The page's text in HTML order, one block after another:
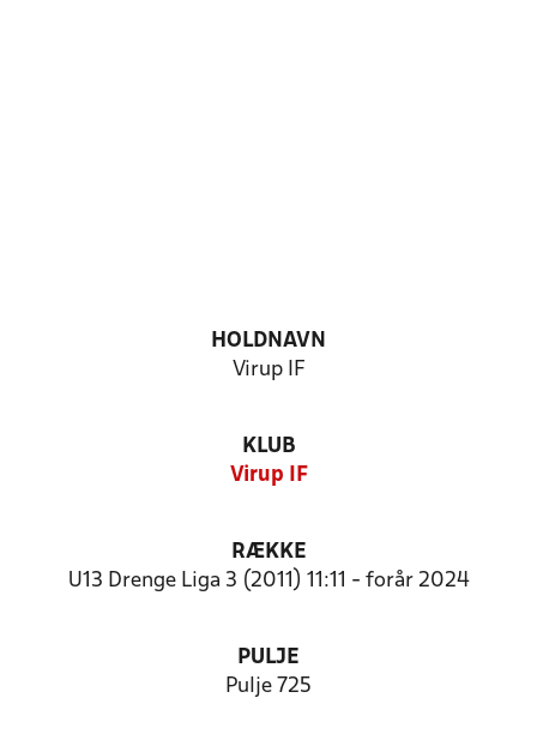
HOLDNAVN
Virup IF
KLUB
Virup IF
RÆKKE
U13 Drenge Liga 3 (2011) 11:11 - forår 2024
PULJE
Pulje 725